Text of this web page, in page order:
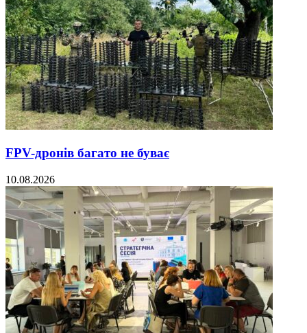
FPV-дронів багато не буває
10.08.2026